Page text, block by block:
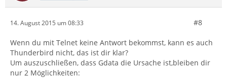
14. August 2015 um 08:33 #8
Wenn du mit Telnet keine Antwort bekommst, kann es auch
Thunderbird nicht, das ist dir klar?
Um auszuschließen, dass Gdata die Ursache ist,bleiben dir
nur 2 Möglichkeiten: